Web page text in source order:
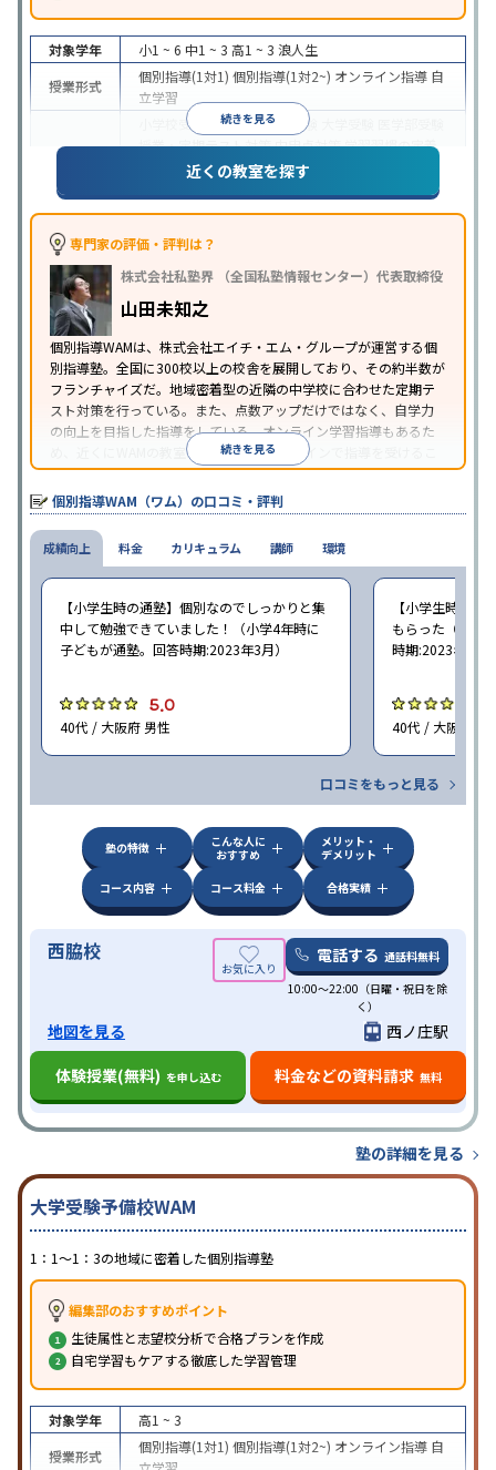
続きを見る
対象学年 小1 ~ 6 中1 ~ 3 高1 ~ 3 浪人生
授業形式
個別指導(1対1) 個別指導(1対2~) オンライン指導 自
立学習
小学校受験 中学受験 高校受験
授業・定期テスト対策内申点対策学習習慣の定着
総合型選抜(旧AO)対策推薦入試対策
数学特化
特徴
中高一貫校生に対応
応
1科目から受講可能
※2023年3月調査。小学校高学年の個別指導塾アンケート調査方法を参
近くの教室を探す
専門家の評価・評判は？
株式会社私塾界 （全国私塾情報センター）代表取締役
山田未知之
個別指導WAMは、株式会社エイチ・エム・グループが運営する個
別指導塾。全国に300校以上の校舎を展開しており、その約半数が
フランチャイズだ。地域密着型の近隣の中学校に合わせた定期テ
スト対策を行っている。また、点数アップだけではなく、自学力
の向上を目指した指導をしている。オンライン学習指導もあるた
め、近くにWAMの教室がなくても、オンラインで指導を受けるこ
とができる。
続きを見る
個別指導WAM（ワム）の口コミ・評判
成績向上
【小学生時の通塾】個別なのでしっかりと集
中して勉強できていました！（小学4年時に
子どもが通塾。回答時期:2023年3月）
5.0
40代 / 大阪府 男性
【小学生時の通
もらった（小学
時期:2023年3月
40代 / 大阪府 女
口コミをもっと見る
料金 カリキュラム 講師 環境
塾の特徴
こんな人に
おすすめ
メリット・
デメリット
コース内容
コース料金 合格実績
西脇校 電話する 通話料無料
10:00～22:00（日曜・祝日を除
く）
地図を見る
西ノ庄駅
体験授業(無料) を申し込む 料金などの資料請求 無料
塾の詳細を見る
大学受験予備校WAM
1：1～1：3の地域に密着した個別指導塾
編集部のおすすめポイント
生徒属性と志望校分析で合格プランを作成
自宅学習もケアする徹底した学習管理
対象学年
高1 ~ 3
授業形式
個別指導(1対1) 個別指導(1対2~) オンライン指導 自